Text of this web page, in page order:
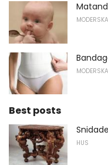
Best posts
HUS